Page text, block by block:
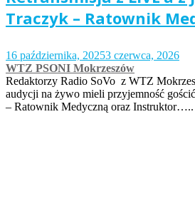
Traczyk – Ratownik
16 października, 20253 czerwca, 2026
WTZ PSONI Mokrzeszów
Redaktorzy Radio SoVo z WTZ
audycji na żywo mieli przyjemność
– Ratownik Medyczną oraz Instruktor…..